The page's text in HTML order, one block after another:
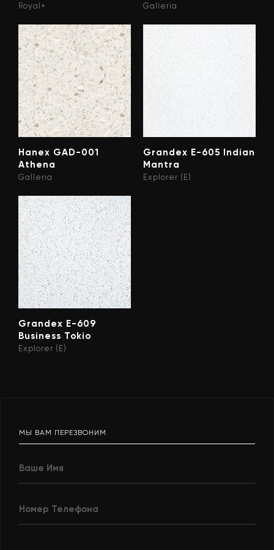
Royal+ Galleria
Hanex GAD-001
Athena
Galleria
Grandex E-605 Indian
Mantra
Explorer (E)
Grandex E-609
Business Tokio
Explorer (E)
МЫ ВАМ ПЕРЕЗВОНИМ